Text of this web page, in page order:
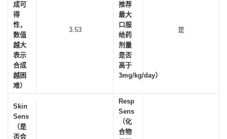
成可
得
性，
数值
越大
表示
合成
越困
难）
3.53
推荐
最大
口服
给药
剂量
是否
高于
3mg/kg/day）
是
Skin
Sens
（是
否会
Resp
Sens
（化
合物